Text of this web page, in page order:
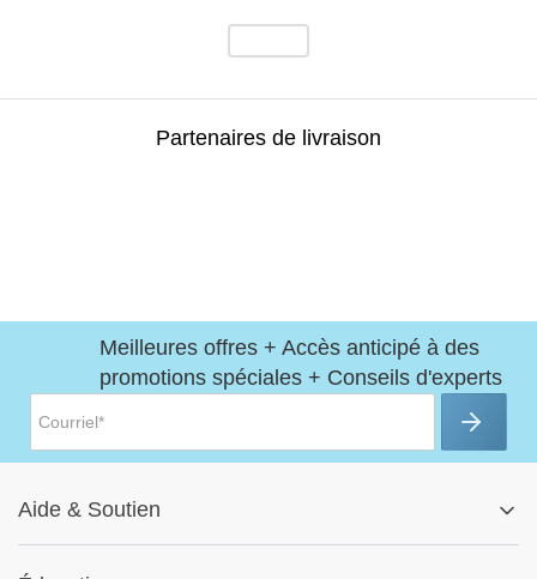
Partenaires de livraison
Meilleures offres + Accès anticipé à des
promotions spéciales + Conseils d'experts
Aide & Soutien